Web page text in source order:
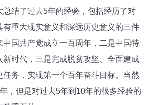
总结了过去5年的经验，包括经历了对
有重大现实意义和深远历史意义的三件
中国共产党成立一百周年，二是中国特
新时代，三是完成脱贫攻坚、全面建成
任务，实现第一个百年奋斗目标。当然
，但是对过去5年到10年的很多经验的